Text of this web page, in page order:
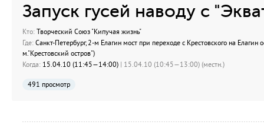
Запуск гусей наводу с
Кто: Творческий Союз "Кипучая жизнь"
Где: Санкт-Петербург, 2-м Елагин мост при переходе с Крестовского на Елагин
м."Крестовский остров")
Когда: 15.04.10 (11:45—14:00) | 15.04.10 (10:45—13:00) (местн.)
491 просмотр